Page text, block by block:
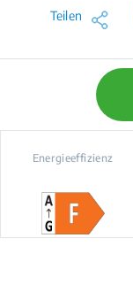
Teilen
Energieeffizienz